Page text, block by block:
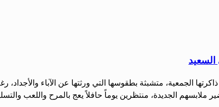
السعيد
الجمعية، متشبثة بطقوسها التي ورثتها عن الآباء
ملابسهم الجديدة، منتظرين يوماً حافلاً يعج بالمرح واللعب